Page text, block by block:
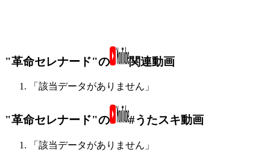
"革命セレナード"の 関連動画
「該当データがありません」
"革命セレナード"の #うたスキ動画
「該当データがありません」